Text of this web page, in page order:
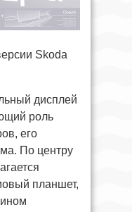
Skoda
дисплей
роль
его
По центру
планшет,